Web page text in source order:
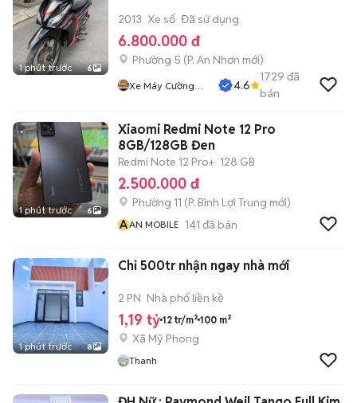
1 phút trước 6
2013 Xe số Đã sử dụng
6.800.000 đ
Phường 5 (P. An Nhơn mới)
Xe Máy Cường
4.6
1729 đã
bán
1 phút trước 6
Xiaomi Redmi Note 12 Pro
8GB/128GB Đen
Redmi Note 12 Pro+ 128 GB
2.500.000 đ
Phường 11 (P. Bình Lợi Trung mới)
AAN MOBILE 141 đã bán
1 phút trước 8
Chỉ 500tr nhận ngay nhà mới
2 PN Nhà phố liền kề
1,19 tỷ 12 tr/m² 100 m²
Xã Mỹ Phong
Thanh